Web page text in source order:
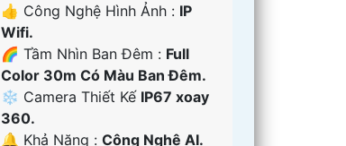
👍 Công Nghệ Hình Ảnh : IP
Wifi.
🌈 Tầm Nhìn Ban Đêm : Full
Color 30m Có Màu Ban Ðêm.
❄ Camera Thiết Kế IP67 xoay
360.
️🔔 Khả Năng :Công Nghệ AI.